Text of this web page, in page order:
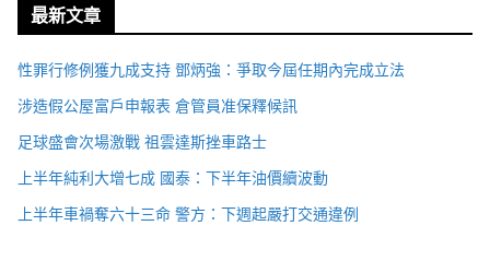
最新文章
性罪行修例獲九成支持 鄧炳強：爭取今屆任期內完成立法
涉造假公屋富戶申報表 倉管員准保釋候訊
足球盛會次場激戰 祖雲達斯挫車路士
上半年純利大增七成 國泰：下半年油價續波動
上半年車禍奪六十三命 警方：下週起嚴打交通違例